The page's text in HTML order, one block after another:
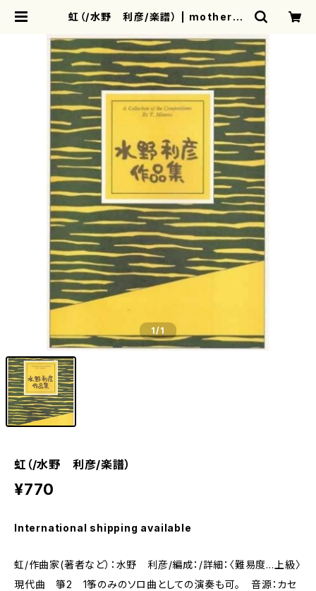
虹（/水野 利彦/楽譜） | motherea
1/1
虹（/水野 利彦/楽譜）
¥770
International shipping available
虹/作曲家(著者など）：水野 利彦/編成：/詳細：〈難易度…上級〉
現代曲 箏2 1筝のみのソロ曲としての演奏も可。 音源：カセ